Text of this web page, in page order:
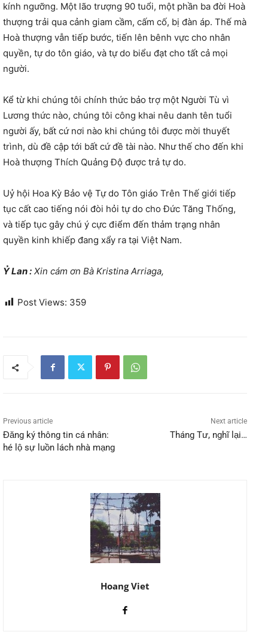
kính ngưỡng. Một lão trượng 90 tuổi, một phần ba đời Hoà
thượng trải qua cảnh giam cầm, cấm cố, bị đàn áp. Thế mà
Hoà thượng vẫn tiếp bước, tiến lên bênh vực cho nhân
quyền, tự do tôn giáo, và tự do biểu đạt cho tất cả mọi
người.
Kể từ khi chúng tôi chính thức bảo trợ một Người Tù vì
Lương thức nào, chúng tôi công khai nêu danh tên tuổi
người ấy, bất cứ nơi nào khi chúng tôi được mời thuyết
trình, dù đề cập tới bất cứ đề tài nào. Như thế cho đến khi
Hoà thượng Thích Quảng Độ được trả tự do.
Uỷ hội Hoa Kỳ Bảo vệ Tự do Tôn giáo Trên Thế giới tiếp
tục cất cao tiếng nói đòi hỏi tự do cho Đức Tăng Thống,
và tiếp tục gây chú ý cực điểm đến thảm trạng nhân
quyền kinh khiếp đang xẩy ra tại Việt Nam.
Ỷ Lan : Xin cám ơn Bà Kristina Arriaga,
Post Views: 359
Previous article
Đăng ký thông tin cá nhân:
hé lộ sự luồn lách nhà mạng
Next article
Tháng Tư, nghĩ lại…
Hoang Viet